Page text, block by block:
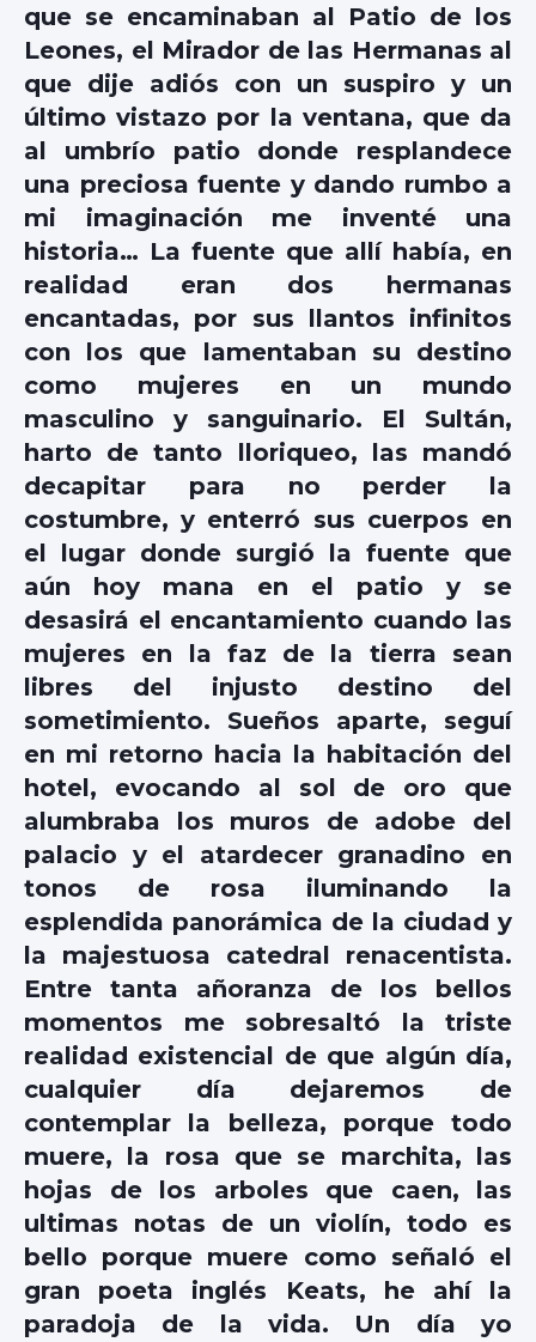
que se encaminaban al Patio de los
Leones, el Mirador de las Hermanas al
que dije adiós con un suspiro y un
último vistazo por la ventana, que da
al umbrío patio donde resplandece
una preciosa fuente y dando rumbo a
mi imaginación me inventé una
historia… La fuente que allí había, en
realidad eran dos hermanas
encantadas, por sus llantos infinitos
con los que lamentaban su destino
como mujeres en un mundo
masculino y sanguinario. El Sultán,
harto de tanto lloriqueo, las mandó
decapitar para no perder la
costumbre, y enterró sus cuerpos en
el lugar donde surgió la fuente que
aún hoy mana en el patio y se
desasirá el encantamiento cuando las
mujeres en la faz de la tierra sean
libres del injusto destino del
sometimiento. Sueños aparte, seguí
en mi retorno hacia la habitación del
hotel, evocando al sol de oro que
alumbraba los muros de adobe del
palacio y el atardecer granadino en
tonos de rosa iluminando la
esplendida panorámica de la ciudad y
la majestuosa catedral renacentista.
Entre tanta añoranza de los bellos
momentos me sobresaltó la triste
realidad existencial de que algún día,
cualquier día dejaremos de
contemplar la belleza, porque todo
muere, la rosa que se marchita, las
hojas de los arboles que caen, las
ultimas notas de un violín, todo es
bello porque muere como señaló el
gran poeta inglés Keats, he ahí la
paradoja de la vida. Un día yo